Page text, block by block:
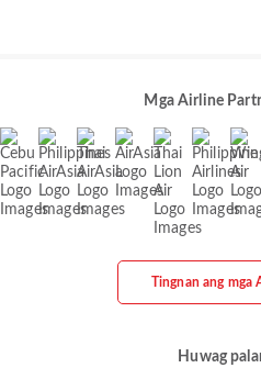
Mga Airline
Tingnan ang mga
Huwag